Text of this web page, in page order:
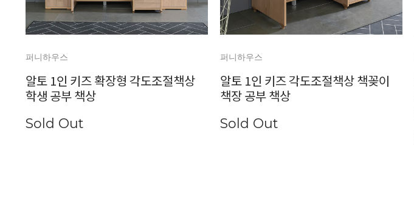
퍼니하우스
알토 1인 키즈 확장형 각도조절책상
학생 공부 책상
Sold Out
퍼니하우스
알토 1인 키즈 각도조절책상 책꽂이
책장 공부 책상
Sold Out